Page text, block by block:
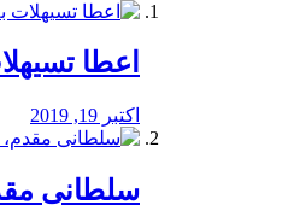
️اعطا
اکتبر 19, 2019
سلطانی